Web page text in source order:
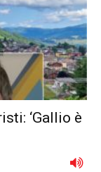
‘Gallio è